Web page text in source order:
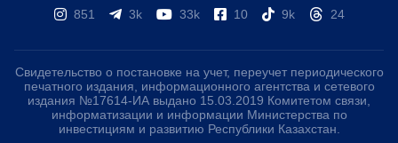
851 3k 33k 10 9k 24
Свидетельство о постановке на учет, переучет периодического
печатного издания, информационного агентства и сетевого
издания №17614-ИА выдано 15.03.2019 Комитетом связи,
информатизации и информации Министерства по
инвестициям и развитию Республики Казахстан.